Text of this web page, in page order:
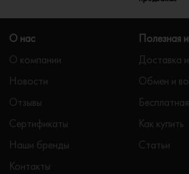
О нас
О компании
Новости
Отзывы
Сертификаты
Наши бренды
Контакты
Полезная
Доставка
Обмен и
Как купить
Статьи